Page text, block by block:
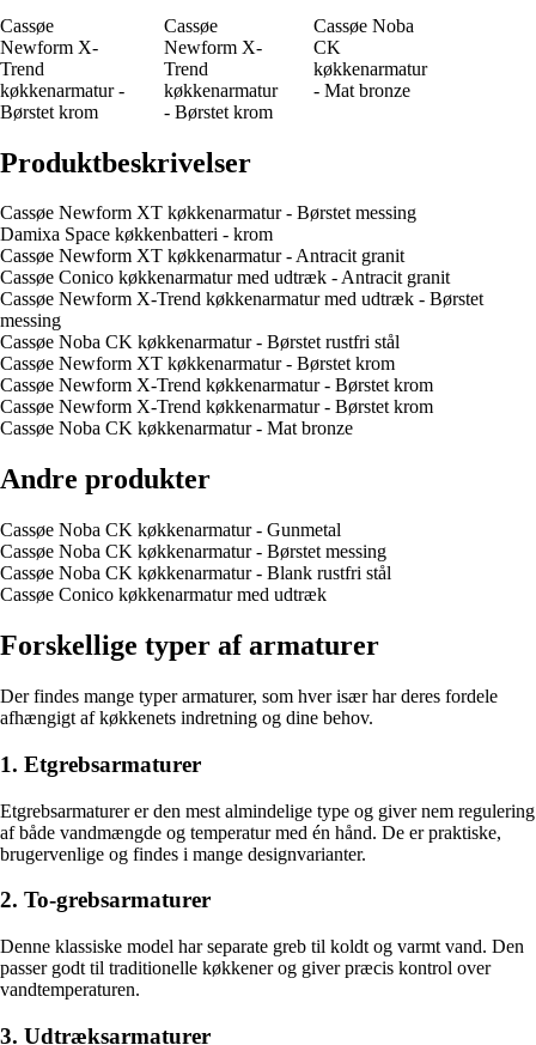
Cassøe
Newform X-
Trend
køkkenarmatur -
Børstet krom
Cassøe
Newform X-
Trend
køkkenarmatur
- Børstet krom
Cassøe Noba
CK
køkkenarmatur
- Mat bronze
Produktbeskrivelser
Cassøe Newform XT køkkenarmatur - Børstet messing
Damixa Space køkkenbatteri - krom
Cassøe Newform XT køkkenarmatur - Antracit granit
Cassøe Conico køkkenarmatur med udtræk - Antracit granit
Cassøe Newform X-Trend køkkenarmatur med udtræk - Børstet
messing
Cassøe Noba CK køkkenarmatur - Børstet rustfri stål
Cassøe Newform XT køkkenarmatur - Børstet krom
Cassøe Newform X-Trend køkkenarmatur - Børstet krom
Cassøe Newform X-Trend køkkenarmatur - Børstet krom
Cassøe Noba CK køkkenarmatur - Mat bronze
Andre produkter
Cassøe Noba CK køkkenarmatur - Gunmetal
Cassøe Noba CK køkkenarmatur - Børstet messing
Cassøe Noba CK køkkenarmatur - Blank rustfri stål
Cassøe Conico køkkenarmatur med udtræk
Forskellige typer af armaturer
Der findes mange typer armaturer, som hver især har deres fordele
afhængigt af køkkenets indretning og dine behov.
1. Etgrebsarmaturer
Etgrebsarmaturer er den mest almindelige type og giver nem regulering
af både vandmængde og temperatur med én hånd. De er praktiske,
brugervenlige og findes i mange designvarianter.
2. To-grebsarmaturer
Denne klassiske model har separate greb til koldt og varmt vand. Den
passer godt til traditionelle køkkener og giver præcis kontrol over
vandtemperaturen.
3. Udtræksarmaturer